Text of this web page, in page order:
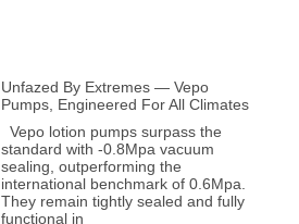
Unfazed By Extremes — Vepo
Pumps, Engineered For All Climates
Vepo lotion pumps surpass the
standard with -0.8Mpa vacuum
sealing, outperforming the
international benchmark of 0.6Mpa.
They remain tightly sealed and fully
functional in